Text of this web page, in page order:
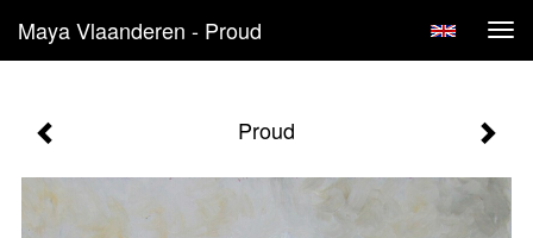
Maya Vlaanderen - Proud
Proud